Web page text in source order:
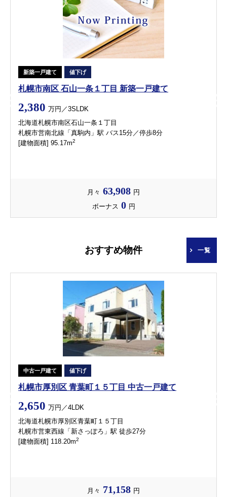
新築一戸建て 値下げ
札幌市南区 石山一条１丁目 新築一戸建て
2,380 万円／3SLDK
北海道札幌市南区石山一条１丁目
札幌市営南北線「真駒内」駅 バス15分／停歩8分
[建物面積] 95.17m2
月々 63,908 円
ボーナス 0 円
おすすめ物件 一覧
中古一戸建て 値下げ
札幌市厚別区 青葉町１５丁目 中古一戸建て
2,650 万円／4LDK
北海道札幌市厚別区青葉町１５丁目
札幌市営東西線「新さっぽろ」駅 徒歩27分
[建物面積] 118.20m2
月々 71,158 円